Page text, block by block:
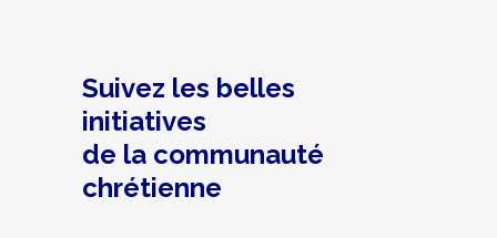
Suivez les belles
initiatives
de la communauté
chrétienne